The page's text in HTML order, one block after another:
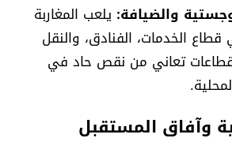
والضيافة: يلعب المغاربة
قطاع الخدمات، الفنادق، والنقل
تعاني من نقص حاد في
وآفاق المستقبل